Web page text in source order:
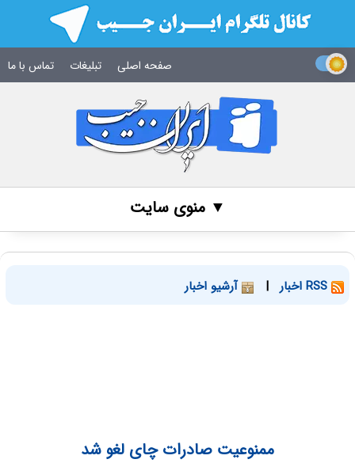
صفحه اصلی تبلیغات تماس با ما
▼ منوی سایت
| آرشیو اخبار
ممنوعیت صادرات چای لغو شد